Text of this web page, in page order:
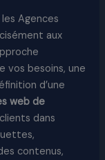
Agences
aux
vos besoins, une
d’une
web de
dans
contenus,